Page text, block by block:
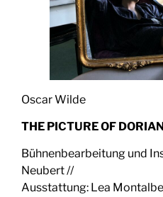
Oscar Wilde
THE PICTURE OF
Bühnenbearbeitung und
Neubert //
Ausstattung: Lea